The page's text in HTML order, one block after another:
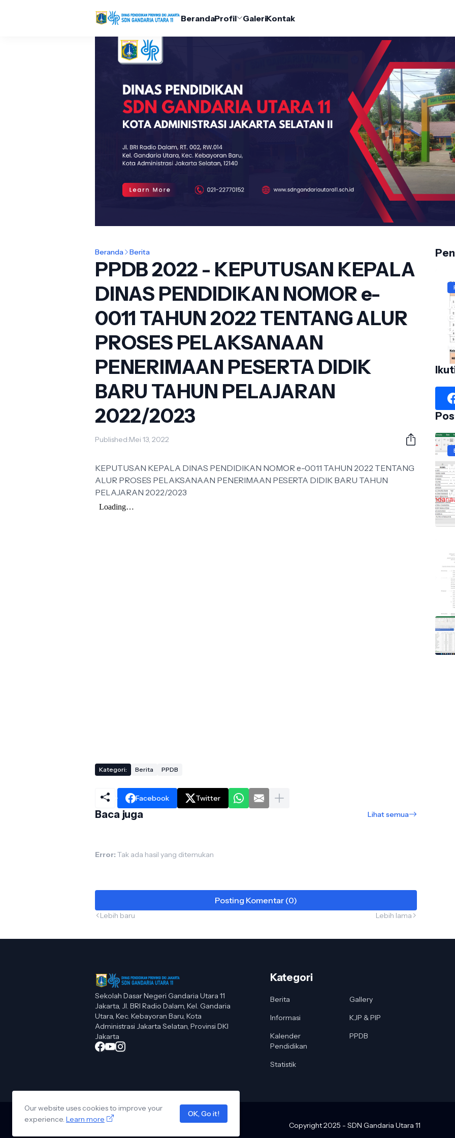
BerandaProfil GaleriKontak
Beranda Berita
PPDB 2022 - KEPUTUSAN KEPALA
DINAS PENDIDIKAN NOMOR e-
0011 TAHUN 2022 TENTANG ALUR
PROSES PELAKSANAAN
PENERIMAAN PESERTA DIDIK
BARU TAHUN PELAJARAN
2022/2023
Published:Mei 13, 2022
KEPUTUSAN KEPALA DINAS PENDIDIKAN NOMOR e-0011 TAHUN 2022 TENTANG
ALUR PROSES PELAKSANAAN PENERIMAAN PESERTA DIDIK BARU TAHUN
PELAJARAN 2022/2023
Kategori: Berita PPDB
Facebook Twitter
Baca juga Lihat semua
Error: Tak ada hasil yang ditemukan
Posting Komentar (0)
Lebih baru Lebih lama
Sekolah Dasar Negeri Gandaria Utara 11
Jakarta, Jl. BRI Radio Dalam, Kel. Gandaria
Utara, Kec. Kebayoran Baru, Kota
Administrasi Jakarta Selatan, Provinsi DKI
Jakarta
Kategori
Berita
Gallery
Informasi
KJP & PIP
Kalender
Pendidikan
PPDB
Statistik
Design by - Blogger Templates Copyright 2025 - SDN Gandaria Utara 11
Our website uses cookies to improve your
experience. Learn more
OK, Go it!